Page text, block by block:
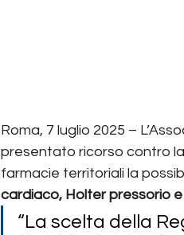
Roma, 7 luglio 2025 –
presentato ricorso contro
farmacie territoriali la
cardiaco, Holter pressorio
“La scelta della